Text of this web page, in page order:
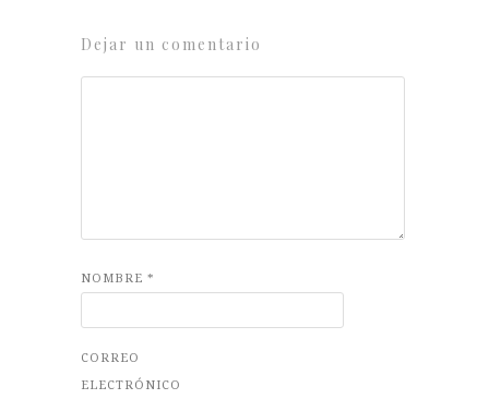
Dejar un comentario
NOMBRE *
CORREO
ELECTRÓNICO